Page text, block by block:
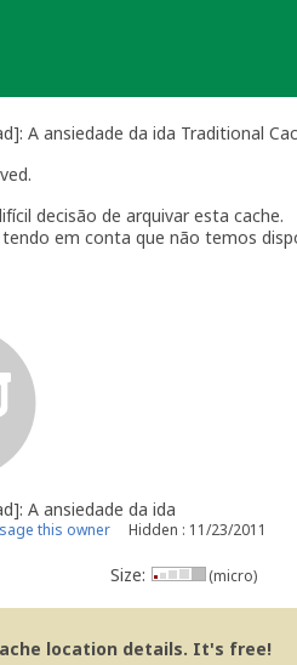
A ansiedade da ida Traditional
decisão de arquivar esta cache.
em conta que não temos
fazer uma pausa [:)]
A ansiedade da ida
this owner Hidden : 11/23/2011
Size: (micro)
location details. It's free!